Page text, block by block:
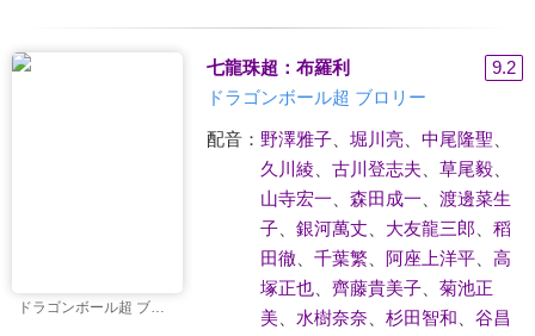
ドラゴンボール超 ブロリー
七龍珠超：布羅利
9.2
ドラゴンボール超 ブロリー
配音： 野澤雅子、 堀川亮、 中尾隆聖
久川綾
古川登志夫 草尾毅、
山寺宏一
森田成一
渡邊菜生
子、 銀河萬丈 大友龍三郎
稻
田徹、 千葉繁 阿座上洋平、 高
塚正也、 齊藤貴美子、 菊池正
美、 水樹奈奈 杉田智和
谷昌